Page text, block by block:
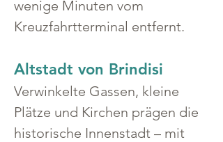
wenige Minuten vom
Kreuzfahrtterminal entfernt.
Altstadt von Brindisi
Verwinkelte Gassen, kleine
Plätze und Kirchen prägen die
historische Innenstadt – mit